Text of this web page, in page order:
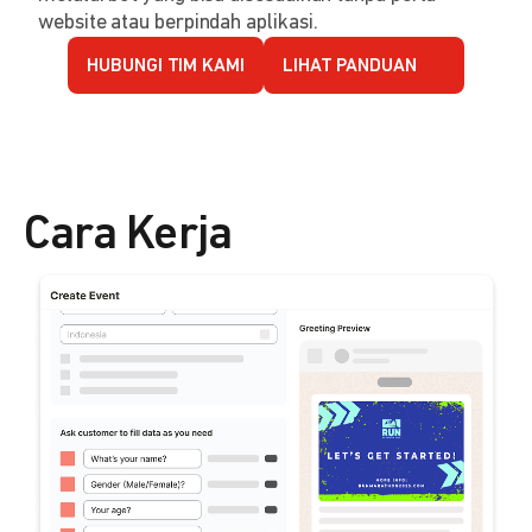
website atau berpindah aplikasi.
HUBUNGI TIM KAMI LIHAT PANDUAN
Cara Kerja